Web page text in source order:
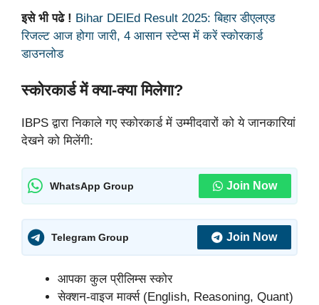
इसे भी पढे ! Bihar DElEd Result 2025: बिहार डीएलएड
रिजल्ट आज होगा जारी, 4 आसान स्टेप्स में करें स्कोरकार्ड
डाउनलोड
स्कोरकार्ड में क्या-क्या मिलेगा?
IBPS द्वारा निकाले गए स्कोरकार्ड में उम्मीदवारों को ये जानकारियां
देखने को मिलेंगी:
WhatsApp Group Join Now
Telegram Group Join Now
आपका कुल प्रीलिम्स स्कोर
सेक्शन-वाइज मार्क्स (English, Reasoning, Quant)